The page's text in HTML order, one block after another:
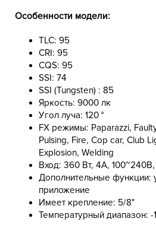
Особенности модели:
TLC: 95
CRI: 95
CQS: 95
SSI: 74
SSI (Tungsten) : 85
Яркость: 9000 лк
Угол луча: 120 °
FX режимы: Paparazzi,
Pulsing, Fire, Cop car, Club
Explosion, Welding
Вход: 360 Вт, 4А,
Дополнительные функции:
приложение
Имеет крепление: 5/8"
Температурный диапазон: -